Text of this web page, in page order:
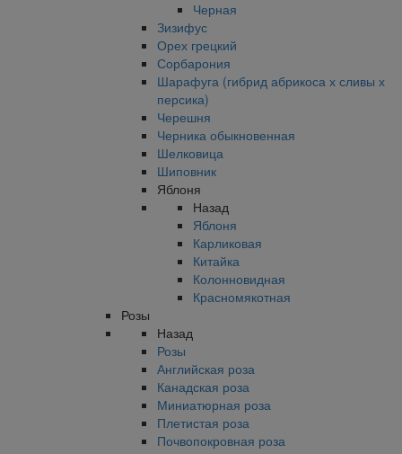
Черная
Зизифус
Орех грецкий
Сорбарония
Шарафуга (гибрид абрикоса х сливы х
персика)
Черешня
Черника обыкновенная
Шелковица
Шиповник
Яблоня
Назад
Яблоня
Карликовая
Китайка
Колонновидная
Красномякотная
Розы
Назад
Розы
Английская роза
Канадская роза
Миниатюрная роза
Плетистая роза
Почвопокровная роза